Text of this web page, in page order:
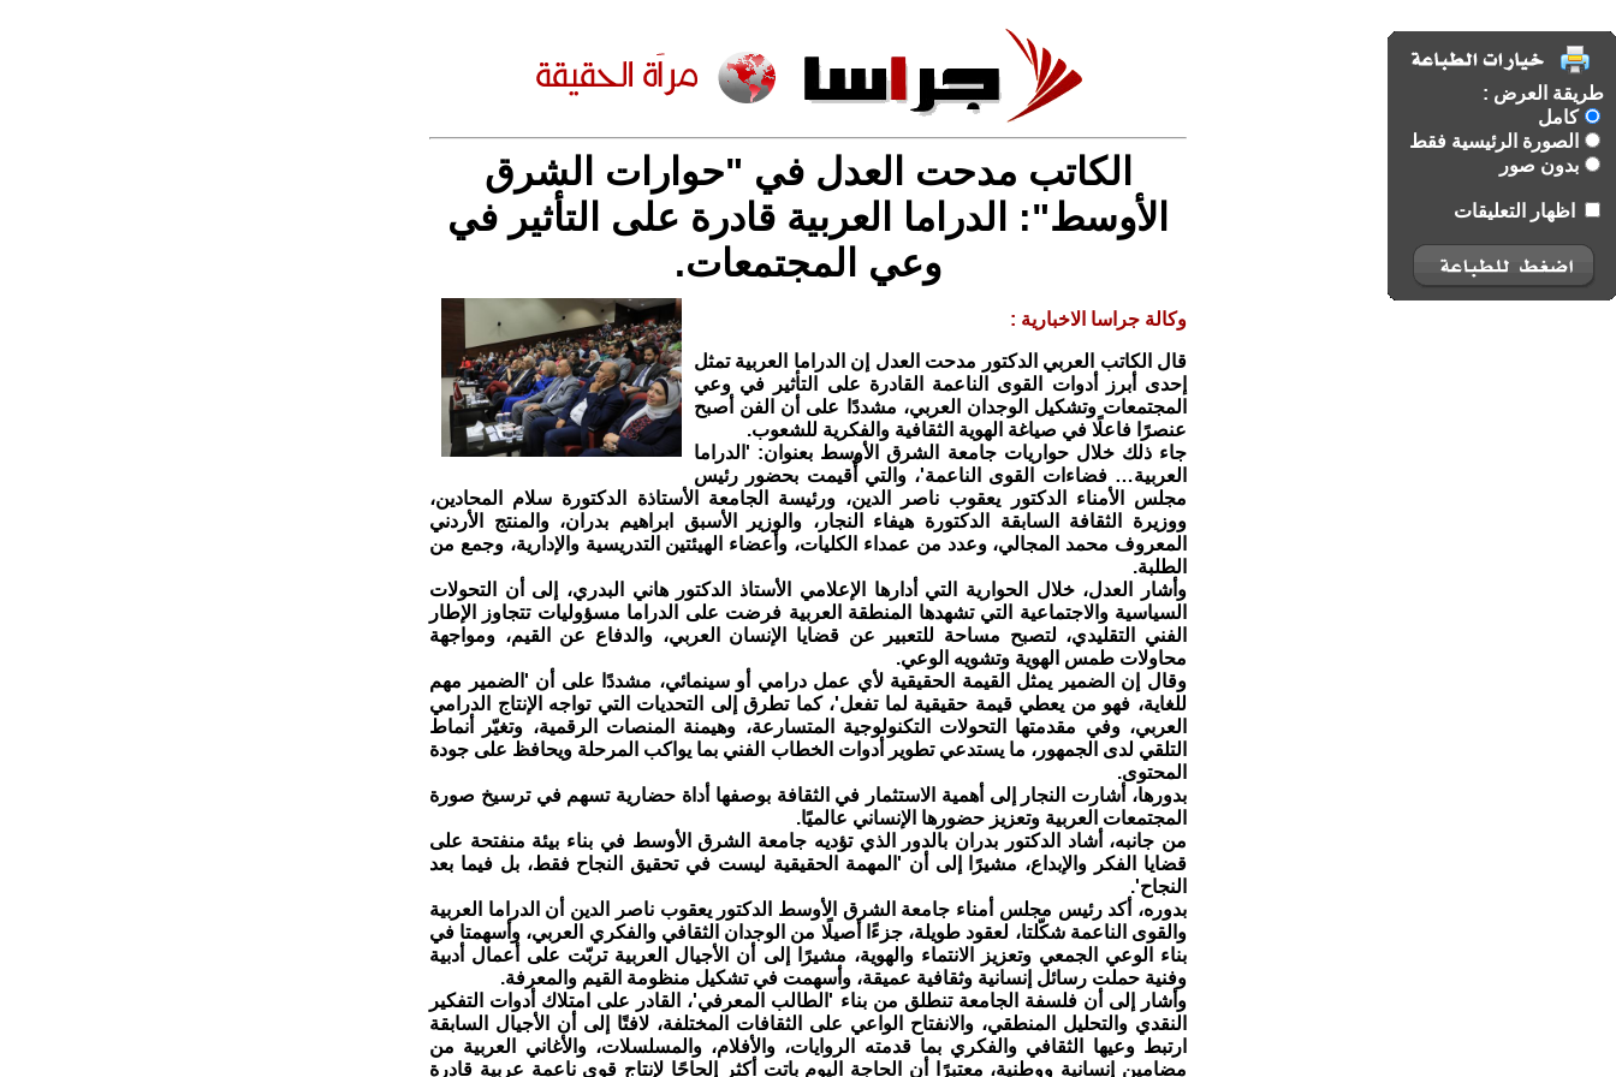
طريقة العرض :
كامل
الصورة الرئيسية فقط
بدون صور
اظهار التعليقات
الكاتب مدحت العدل في "حوارات الشرق
الأوسط": الدراما العربية قادرة على التأثير في
وعي المجتمعات.
وكالة جراسا الاخبارية :
قال الكاتب العربي الدكتور مدحت العدل إن الدراما العربية تمثل
إحدى أبرز أدوات القوى الناعمة القادرة على التأثير في وعي
المجتمعات وتشكيل الوجدان العربي، مشددًا على أن الفن أصبح
عنصرًا فاعلًا في صياغة الهوية الثقافية والفكرية للشعوب.
جاء ذلك خلال حواريات جامعة الشرق الأوسط بعنوان: 'الدراما
العربية… فضاءات القوى الناعمة'، والتي أُقيمت بحضور رئيس
مجلس الأمناء الدكتور يعقوب ناصر الدين، ورئيسة الجامعة الأستاذة الدكتورة سلام المحادين،
ووزيرة الثقافة السابقة الدكتورة هيفاء النجار، والوزير الأسبق ابراهيم بدران، والمنتج الأردني
المعروف محمد المجالي، وعدد من عمداء الكليات، وأعضاء الهيئتين التدريسية والإدارية، وجمع من
الطلبة.
وأشار العدل، خلال الحوارية التي أدارها الإعلامي الأستاذ الدكتور هاني البدري، إلى أن التحولات
السياسية والاجتماعية التي تشهدها المنطقة العربية فرضت على الدراما مسؤوليات تتجاوز الإطار
الفني التقليدي، لتصبح مساحة للتعبير عن قضايا الإنسان العربي، والدفاع عن القيم، ومواجهة
محاولات طمس الهوية وتشويه الوعي.
وقال إن الضمير يمثل القيمة الحقيقية لأي عمل درامي أو سينمائي، مشددًا على أن 'الضمير مهم
للغاية، فهو من يعطي قيمة حقيقية لما تفعل'، كما تطرق إلى التحديات التي تواجه الإنتاج الدرامي
العربي، وفي مقدمتها التحولات التكنولوجية المتسارعة، وهيمنة المنصات الرقمية، وتغيّر أنماط
التلقي لدى الجمهور، ما يستدعي تطوير أدوات الخطاب الفني بما يواكب المرحلة ويحافظ على جودة
المحتوى.
بدورها، أشارت النجار إلى أهمية الاستثمار في الثقافة بوصفها أداة حضارية تسهم في ترسيخ صورة
المجتمعات العربية وتعزيز حضورها الإنساني عالميًا.
من جانبه، أشاد الدكتور بدران بالدور الذي تؤديه جامعة الشرق الأوسط في بناء بيئة منفتحة على
قضايا الفكر والإبداع، مشيرًا إلى أن 'المهمة الحقيقية ليست في تحقيق النجاح فقط، بل فيما بعد
النجاح'.
بدوره، أكد رئيس مجلس أمناء جامعة الشرق الأوسط الدكتور يعقوب ناصر الدين أن الدراما العربية
والقوى الناعمة شكّلتا، لعقود طويلة، جزءًا أصيلًا من الوجدان الثقافي والفكري العربي، وأسهمتا في
بناء الوعي الجمعي وتعزيز الانتماء والهوية، مشيرًا إلى أن الأجيال العربية تربّت على أعمال أدبية
وفنية حملت رسائل إنسانية وثقافية عميقة، وأسهمت في تشكيل منظومة القيم والمعرفة.
وأشار إلى أن فلسفة الجامعة تنطلق من بناء 'الطالب المعرفي'، القادر على امتلاك أدوات التفكير
النقدي والتحليل المنطقي، والانفتاح الواعي على الثقافات المختلفة، لافتًا إلى أن الأجيال السابقة
ارتبط وعيها الثقافي والفكري بما قدمته الروايات، والأفلام، والمسلسلات، والأغاني العربية من
مضامين إنسانية ووطنية، معتبرًا أن الحاجة اليوم باتت أكثر إلحاحًا لإنتاج قوى ناعمة عربية قادرة